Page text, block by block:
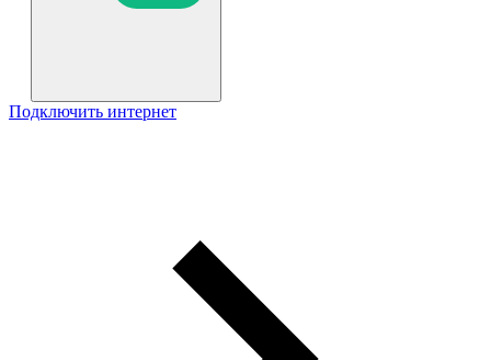
Подключить интернет